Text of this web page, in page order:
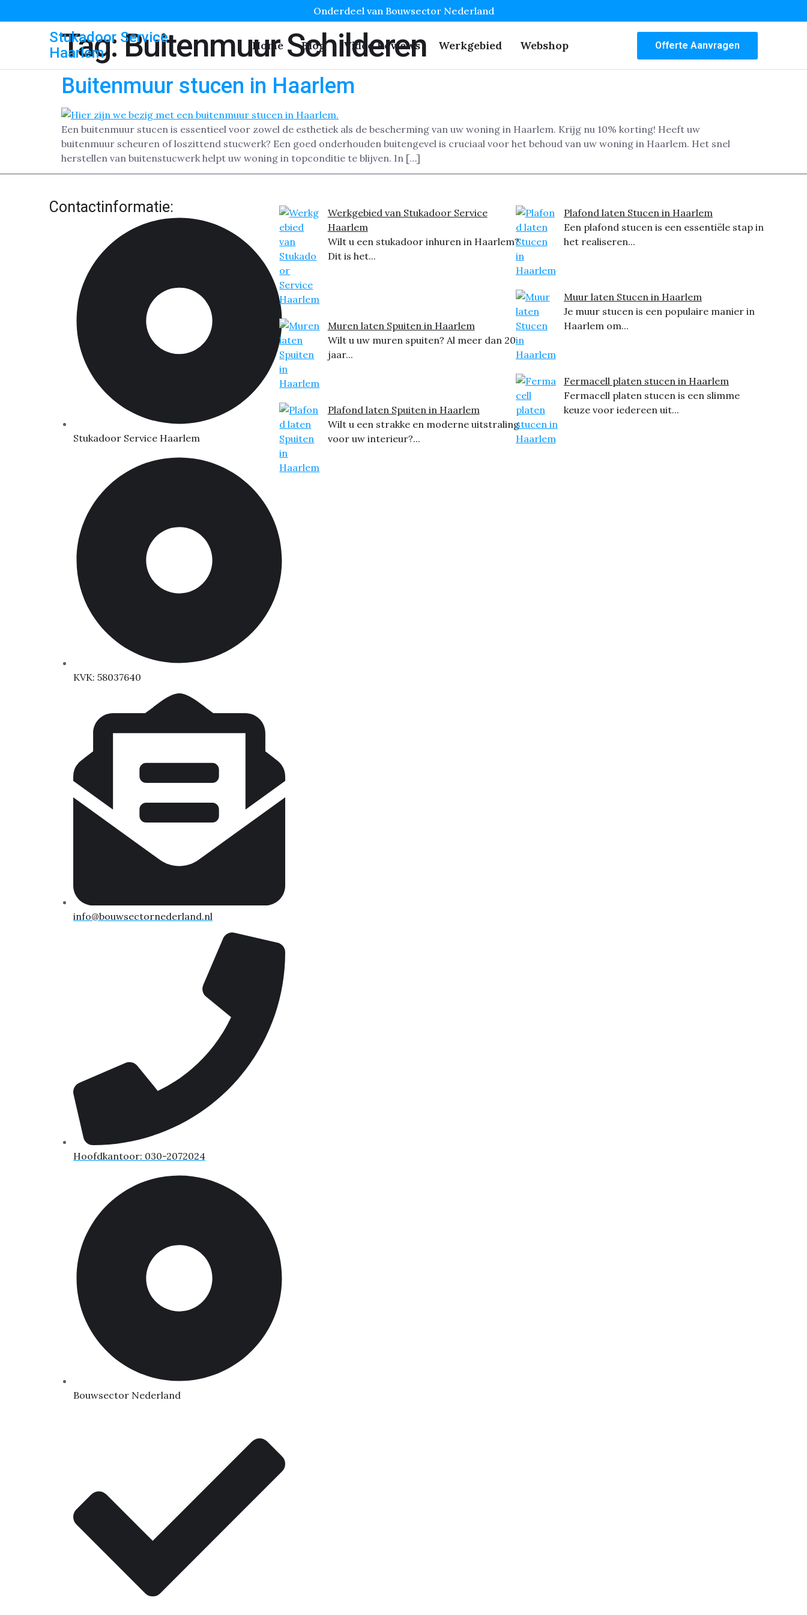
Onderdeel van Bouwsector Nederland
Stukadoor Service
Haarlem
Home Blog Video Reviews Werkgebied Webshop Offerte Aanvragen
Tag:Buitenmuur Schilderen
Buitenmuur stucen in Haarlem
Een buitenmuur stucen is essentieel voor zowel de esthetiek als de bescherming van uw woning in Haarlem. Krijg nu 10% korting! Heeft uw
buitenmuur scheuren of loszittend stucwerk? Een goed onderhouden buitengevel is cruciaal voor het behoud van uw woning in Haarlem. Het snel
herstellen van buitenstucwerk helpt uw woning in topconditie te blijven. In […]
Contactinformatie:
Stukadoor Service Haarlem
KVK: 58037640
info@bouwsectornederland.nl
Hoofdkantoor: 030-2072024
Bouwsector Nederland
Werkgebied van Stukadoor Service
Haarlem
Wilt u een stukadoor inhuren in Haarlem?
Dit is het...
Muren laten Spuiten in Haarlem
Wilt u uw muren spuiten? Al meer dan 20
jaar...
Plafond laten Spuiten in Haarlem
Wilt u een strakke en moderne uitstraling
voor uw interieur?...
Plafond laten Stucen in Haarlem
Een plafond stucen is een essentiële stap in
het realiseren...
Muur laten Stucen in Haarlem
Je muur stucen is een populaire manier in
Haarlem om...
Fermacell platen stucen in Haarlem
Fermacell platen stucen is een slimme
keuze voor iedereen uit...